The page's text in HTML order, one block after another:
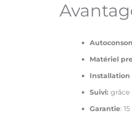
Matériel
Installation
Suivi: grâce
Garantie: